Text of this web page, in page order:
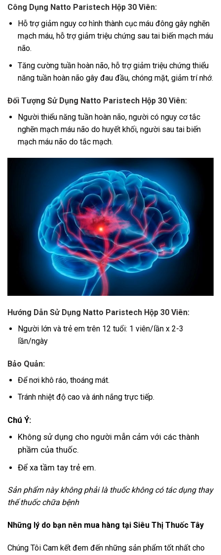
Công Dụng Natto Paristech Hộp 30 Viên:
Hỗ trợ giảm nguy cơ hình thành cục máu đông gây nghẽn
mạch máu, hỗ trợ giảm triệu chứng sau tai biến mạch máu
não.
Tăng cường tuần hoàn não, hỗ trợ giảm triệu chứng thiểu
năng tuần hoàn não gây đau đầu, chóng mặt, giảm trí nhớ.
Đối Tượng Sử Dụng Natto Paristech Hộp 30 Viên:
Người thiểu năng tuần hoàn não, người có nguy cơ tắc
nghẽn mạch máu não do huyết khối, người sau tai biến
mạch máu não do tắc mạch.
Hướng Dẫn Sử Dụng Natto Paristech Hộp 30 Viên:
Người lớn và trẻ em trên 12 tuổi: 1 viên/lần x 2-3
lần/ngày
Bảo Quản:
Để nơi khô ráo, thoáng mát.
Tránh nhiệt độ cao và ánh nắng trực tiếp.
Chú Ý:
Không sử dụng cho người mẫn cảm với các thành
phầm của thuốc.
Để xa tầm tay trẻ em.
Sản phẩm này không phải là thuốc không có tác dụng thay
thế thuốc chữa bệnh
Những lý do bạn nên mua hàng tại Siêu Thị Thuốc Tây
Chúng Tôi Cam kết đem đến những sản phẩm tốt nhất cho